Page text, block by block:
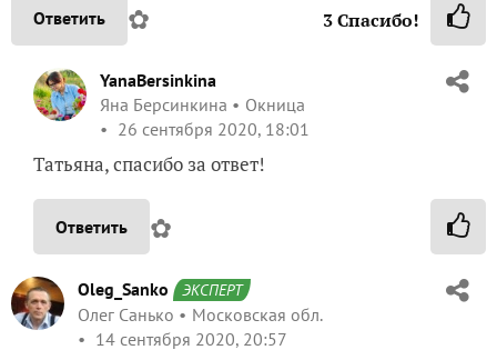
Ответить ✿ 3Спасибо!
YanaBersinkina
Яна Берсинкина
Окница
26 сентября 2020, 18:01
Татьяна, спасибо за ответ!
Ответить ✿
Oleg_Sanko ЭКСПЕРТ
Олег Санько
Московская обл.
14 сентября 2020, 20:57